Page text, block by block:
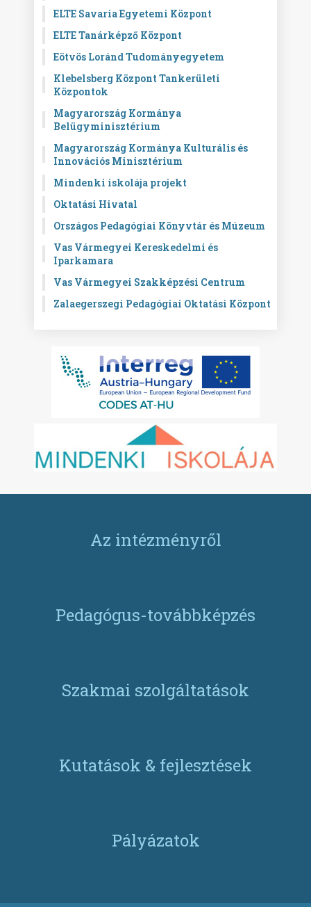
ELTE Savaria Egyetemi Központ
ELTE Tanárképző Központ
Eötvös Loránd Tudományegyetem
Klebelsberg Központ Tankerületi
Központok
Magyarország Kormánya
Belügyminisztérium
Magyarország Kormánya Kulturális és
Innovációs Minisztérium
Mindenki iskolája projekt
Oktatási Hivatal
Országos Pedagógiai Könyvtár és Múzeum
Vas Vármegyei Kereskedelmi és
Iparkamara
Vas Vármegyei Szakképzési Centrum
Zalaegerszegi Pedagógiai Oktatási Központ
Az intézményről
Pedagógus-továbbképzés
Szakmai szolgáltatások
Kutatások & fejlesztések
Pályázatok